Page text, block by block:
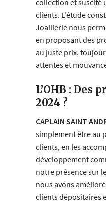
collection et suscité
clients. L’étude
Joaillerie nous
en proposant des
au juste prix,
attentes et
L’OHB : Des
2024 ?
CAPLAIN SAINT
simplement être au
clients, en les
développement
notre présence sur
nous avons
clients dépositaires